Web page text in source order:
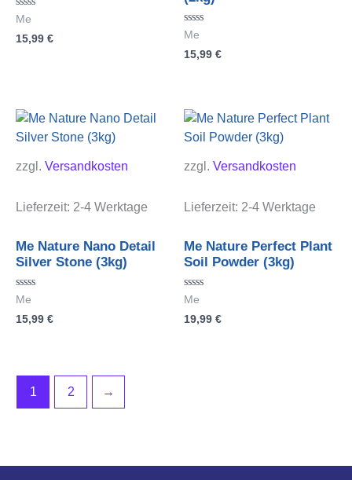
Bewertet
0
Me
15,99 €
Bewertet
0
Me
15,99 €
zzgl. Versandkosten
Lieferzeit: 2-4 Werktage
Me Nature Nano Detail
Silver Stone (3kg)
Bewertet
0
von
Me
15,99 €
zzgl. Versandkosten
Lieferzeit: 2-4 Werktage
Me Nature Perfect Plant
Soil Powder (3kg)
Bewertet
0
von
Me
19,99 €
1 2 →